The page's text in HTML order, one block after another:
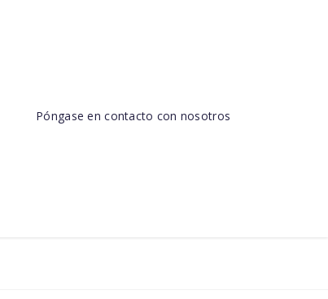
Póngase en contacto con nosotros